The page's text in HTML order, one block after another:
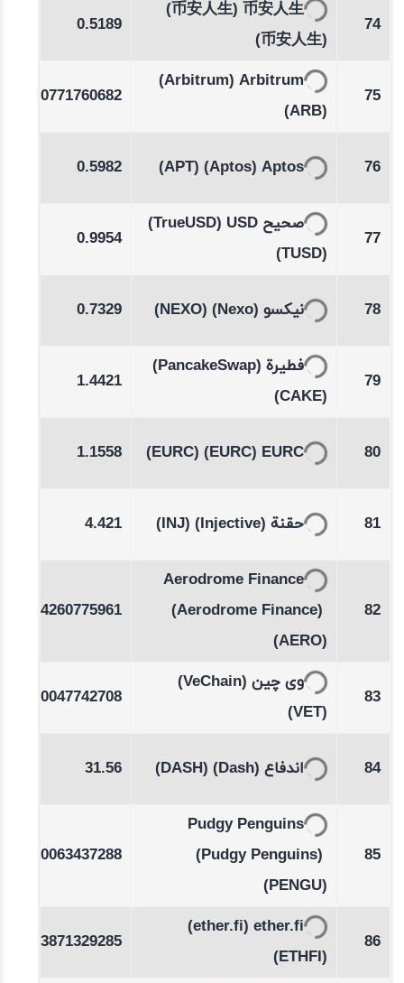
74
币安人生
(币安人生)
(币安人生)
0.5189
75
Arbitrum
(Arbitrum)
(ARB)
0.0771760682
76
Aptos
(Aptos)
(APT)
0.5982
77
صحيح USD
(TrueUSD)
(TUSD)
0.9954
78 نيكسو (Nexo)
(NEXO)
0.7329
79
فطيرة (PancakeSwap)
(CAKE)
1.4421
80
EURC
(EURC)
(EURC)
1.1558
81 حقنة (Injective)
(INJ)
4.421
82
Aerodrome Finance
(Aerodrome Finance)
(AERO)
0.4260775961
83
وی چین (VeChain)
(VET)
0.0047742708
84 اندفاع (Dash)
(DASH)
31.56
85
Pudgy Penguins
(Pudgy Penguins)
(PENGU)
0.0063437288
86
ether.fi
(ether.fi)
(ETHFI)
0.3871329285